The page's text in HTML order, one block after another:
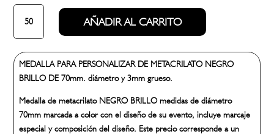
MEDALLA
DE
METACRILATO
70mm.
cantidad
AÑADIR AL CARRITO
MEDALLA PARA PERSONALIZAR DE METACRILATO NEGRO
BRILLO DE 70mm. diámetro y 3mm grueso.
Medalla de metacrilato NEGRO BRILLO medidas de diámetro
70mm marcada a color con el diseño de su evento, incluye marcaje
especial y composición del diseño. Este precio corresponde a un